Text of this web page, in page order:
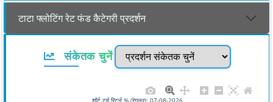
टाटा फ्लोटिंग रेट फंड कैटेगरी प्रदर्शन
संकेतक चुनें
शॉर्ट टर्म रिटर्न % (रेगुलर): 07-08-2026